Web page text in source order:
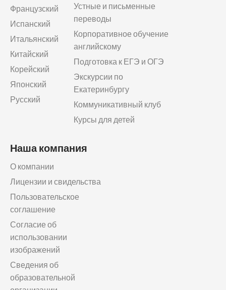
Французский
Испанский
Итальянский
Китайский
Корейский
Японский
Русский
Устные и письменные
переводы
Корпоративное обучение
английскому
Подготовка к ЕГЭ и ОГЭ
Экскурсии по
Екатеринбургу
Коммуникативный клуб
Курсы для детей
Наша компания
О компании
Лицензии и свидельства
Пользовательское
соглашение
Согласие об
использовании
изображений
Сведения об
образовательной